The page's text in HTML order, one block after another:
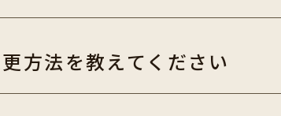
方法を教えてください